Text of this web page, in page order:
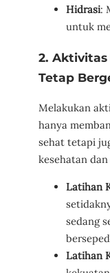
Hidrasi:
untuk
2. Aktivitas
Tetap
Melakukan
hanya
sehat tetapi
kesehatan
Latihan
sedang
Latihan